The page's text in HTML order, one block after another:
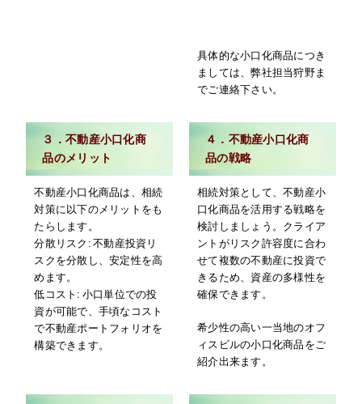
具体的な小口化商品につき
ましては、弊社担当狩野ま
でご連絡下さい。
３．不動産小口化商
品のメリット
不動産小口化商品は、相続
対策に以下のメリットをも
たらします。
分散リスク: 不動産投資リ
スクを分散し、安定性を高
めます。
低コスト: 小口単位での投
資が可能で、手頃なコスト
で不動産ポートフォリオを
構築できます。
４．不動産小口化商
品の戦略
相続対策として、不動産小
口化商品を活用する戦略を
検討しましょう。クライア
ントがリスク許容度に合わ
せて複数の不動産に投資で
きるため、資産の多様性を
確保できます。
希少性の高い一当地のオフ
ィスビルの小口化商品をご
紹介出来ます。